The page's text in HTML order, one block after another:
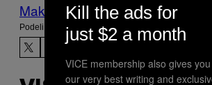
Make Us Preferred In Top Stories
Podeli:
Kill the ads for
just $2 a month
VICE membership also gives
our very best writing and